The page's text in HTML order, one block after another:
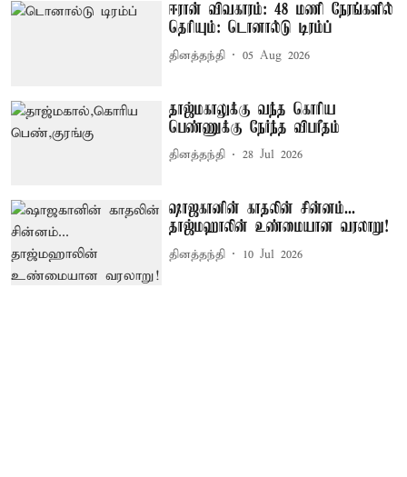
ஈரான் விவகாரம்: 48 மணி நேரங்களில்
தெரியும்: டொனால்டு டிரம்ப்
தினத்தந்தி 05 Aug 2026
தாஜ்மகாலுக்கு வந்த கொரிய
பெண்ணுக்கு நேர்ந்த விபரீதம்
தினத்தந்தி 28 Jul 2026
ஷாஜகானின் காதலின் சின்னம்...
தாஜ்மஹாலின் உண்மையான வரலாறு!
தினத்தந்தி 10 Jul 2026